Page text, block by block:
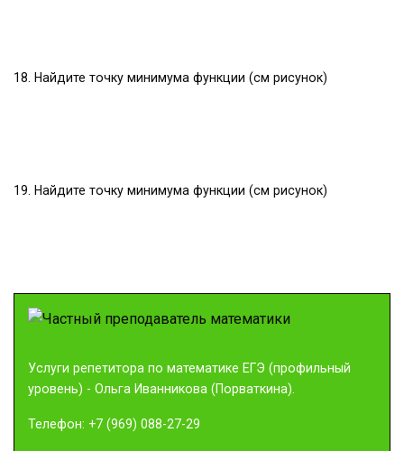
18. Найдите точку минимума функции (см рисунок)
19. Найдите точку минимума функции (см рисунок)
Услуги репетитора по математике ЕГЭ (профильный
уровень) - Ольга Иванникова (Порваткина).
Телефон: +7 (969) 088-27-29